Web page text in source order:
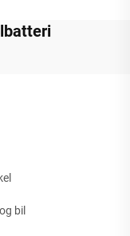
bil